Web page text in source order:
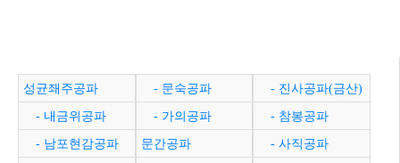
성균좨주공파 - 문숙공파
- 진사공파(금산)
- 내금위공파
- 가의공파
- 참봉공파
- 남포현감공파
문간공파
- 사직공파